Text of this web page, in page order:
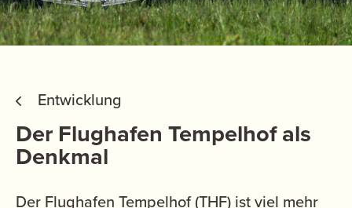
Entwicklung
Der Flughafen Tempelhof als
Denkmal
Der Flughafen Tempelhof (THF) ist viel mehr